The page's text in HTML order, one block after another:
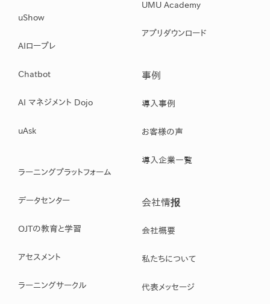
uShow
AIロープレ
Chatbot
AI マネジメント Dojo
uAsk
ラーニングプラットフォーム
データセンター
OJTの教育と学習
アセスメント
ラーニングサークル
UMU Academy
アプリダウンロード
事例
導入事例
お客様の声
導入企業一覧
会社情报
会社概要
私たちについて
代表メッセージ